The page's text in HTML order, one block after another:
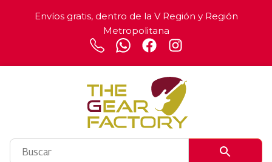
Envíos gratis, dentro de la V Región y Región
Metropolitana